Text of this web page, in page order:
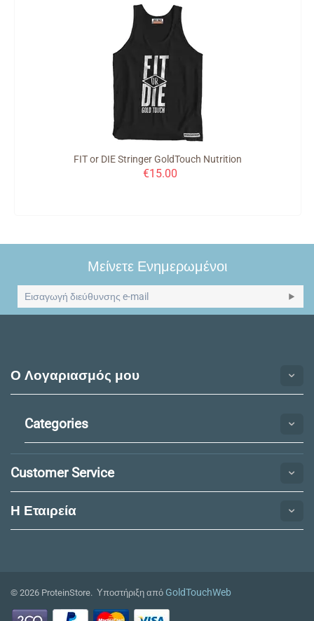
FIT or DIE Stringer GoldTouch Nutrition
€15.00
Μείνετε Ενημερωμένοι
Ο Λογαριασμός μου
Categories
Customer Service
Η Εταιρεία​
© 2026 ProteinStore. Υποστήριξη από GoldTouchWeb